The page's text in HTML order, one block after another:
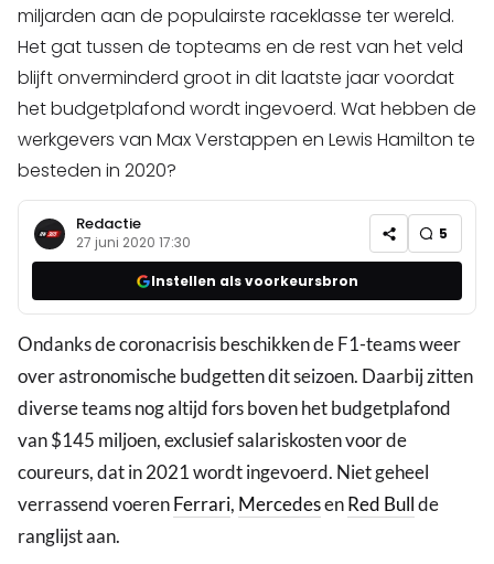
miljarden aan de populairste raceklasse ter wereld.
Het gat tussen de topteams en de rest van het veld
blijft onverminderd groot in dit laatste jaar voordat
het budgetplafond wordt ingevoerd. Wat hebben de
werkgevers van Max Verstappen en Lewis Hamilton te
besteden in 2020?
Redactie
27 juni 2020 17:30 5
Instellen als voorkeursbron
Ondanks de coronacrisis beschikken de F1-teams weer
over astronomische budgetten dit seizoen. Daarbij zitten
diverse teams nog altijd fors boven het budgetplafond
van $145 miljoen, exclusief salariskosten voor de
coureurs, dat in 2021 wordt ingevoerd. Niet geheel
verrassend voerenFerrari, MercedesenRed Bullde
ranglijst aan.